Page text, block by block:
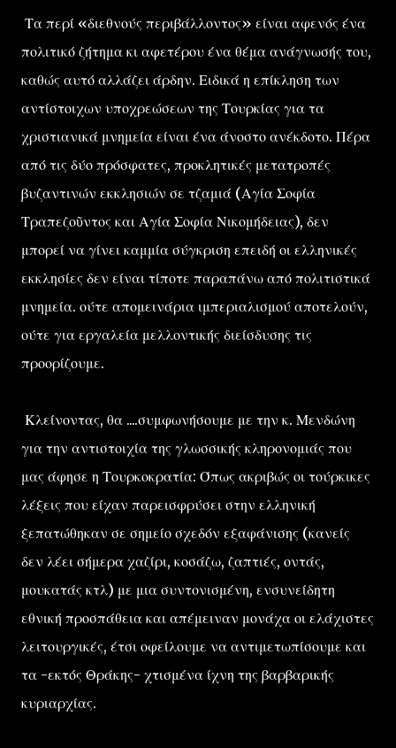
Τα περί «διεθνούς περιβάλλοντος» είναι αφενός ένα
πολιτικό ζήτημα κι αφετέρου ένα θέμα ανάγνωσής του,
καθώς αυτό αλλάζει άρδην. Ειδικά η επίκληση των
αντίστοιχων υποχρεώσεων της Τουρκίας για τα
χριστιανικά μνημεία είναι ένα άνοστο ανέκδοτο. Πέρα
από τις δύο πρόσφατες, προκλητικές μετατροπές
βυζαντινών εκκλησιών σε τζαμιά (Αγία Σοφία
Τραπεζοῦντος και Αγία Σοφία Νικομήδειας), δεν
μπορεί να γίνει καμμία σύγκριση επειδή οι ελληνικές
εκκλησίες δεν είναι τίποτε παραπάνω από πολιτιστικά
μνημεία. ούτε απομεινάρια ιμπεριαλισμού αποτελούν,
ούτε για εργαλεία μελλοντικής διείσδυσης τις
προορίζουμε.
Κλείνοντας, θα ....συμφωνήσουμε με την κ. Μενδώνη
για την αντιστοιχία της γλωσσικής κληρονομιάς που
μας άφησε η Τουρκοκρατία: Όπως ακριβώς οι τούρκικες
λέξεις που είχαν παρεισφρύσει στην ελληνική
ξεπατώθηκαν σε σημείο σχεδόν εξαφάνισης (κανείς
δεν λέει σήμερα χαζίρι, κοσάζω, ζαπτιές, οντάς,
μουκατάς κτλ) με μια συντονισμένη, ενσυνείδητη
εθνική προσπάθεια και απέμειναν μονάχα οι ελάχιστες
λειτουργικές, έτσι οφείλουμε να αντιμετωπίσουμε και
τα -εκτός Θράκης- χτισμένα ίχνη της βαρβαρικής
κυριαρχίας.